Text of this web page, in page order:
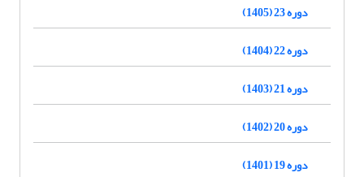
دوره 23 (1405)
دوره 22 (1404)
دوره 21 (1403)
دوره 20 (1402)
دوره 19 (1401)